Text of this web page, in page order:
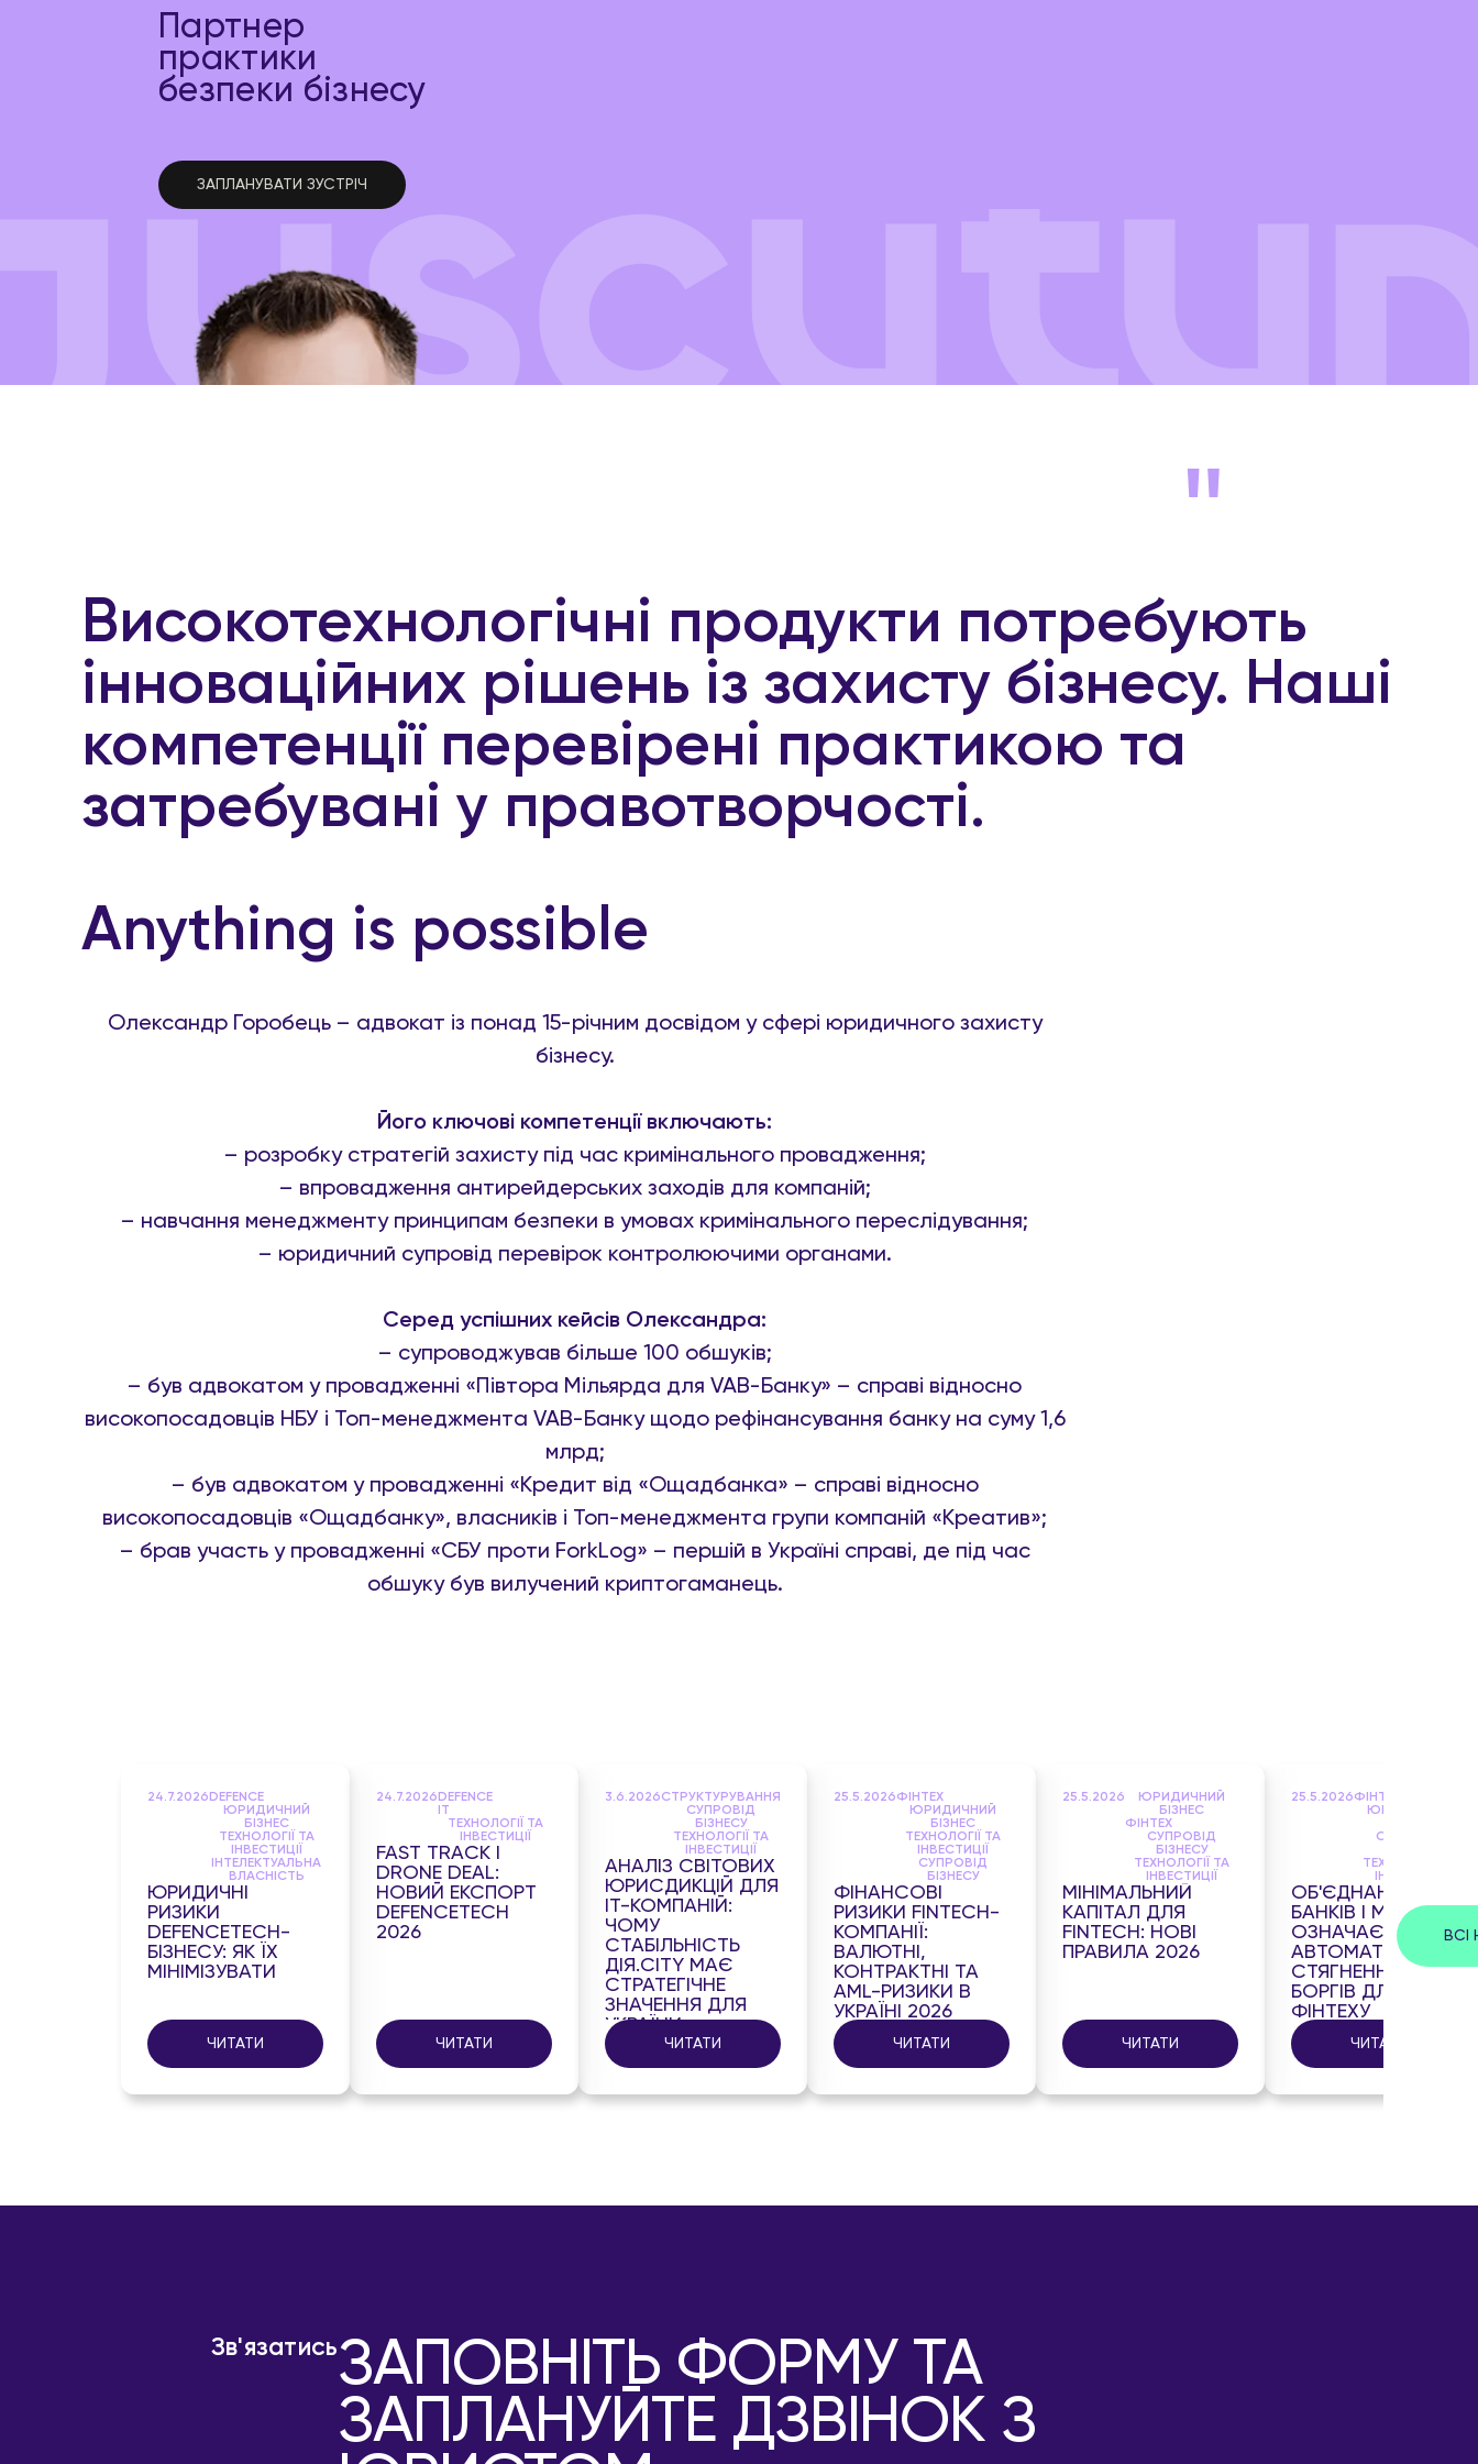
Партнер
практики
безпеки бізнесу
ЗАПЛАНУВАТИ ЗУСТРІЧ
"
Високотехнологічні продукти потребують
інноваційних рішень із захисту бізнесу. Наші
компетенції перевірені практикою та
затребувані у правотворчості.
Anything is possible
Олександр Горобець – адвокат із понад 15-річним досвідом у сфері юридичного захисту
бізнесу.
Його ключові компетенції включають:
– розробку стратегій захисту під час кримінального провадження;
– впровадження антирейдерських заходів для компаній;
– навчання менеджменту принципам безпеки в умовах кримінального переслідування;
– юридичний супровід перевірок контролюючими органами.
Серед успішних кейсів Олександра:
– супроводжував більше 100 обшуків;
– був адвокатом у провадженні «Півтора Мільярда для VAB-Банку» – справі відносно
високопосадовців НБУ і Топ-менеджмента VAB-Банку щодо рефінансування банку на суму 1,6
млрд;
– був адвокатом у провадженні «Кредит від «Ощадбанка» – справі відносно
високопосадовців «Ощадбанку», власників і Топ-менеджмента групи компаній «Креатив»;
– брав участь у провадженні «СБУ проти ForkLog» – першій в Україні справі, де під час
обшуку був вилучений криптогаманець.
24.7.2026 DEFENCE
ЮРИДИЧНИЙ
БІЗНЕС
ТЕХНОЛОГІЇ ТА
ІНВЕСТИЦІЇ
ІНТЕЛЕКТУАЛЬНА
ВЛАСНІСТЬ
ЮРИДИЧНІ
РИЗИКИ
DEFENCETECH-
БІЗНЕСУ: ЯК ЇХ
МІНІМІЗУВАТИ
ЧИТАТИ
24.7.2026 DEFENCE
IT
ТЕХНОЛОГІЇ ТА
ІНВЕСТИЦІЇ
FAST TRACK І
DRONE DEAL:
НОВИЙ ЕКСПОРТ
DEFENCETECH
2026
ЧИТАТИ
3.6.2026СТРУКТУРУВАННЯ
СУПРОВІД
БІЗНЕСУ
ТЕХНОЛОГІЇ ТА
ІНВЕСТИЦІЇ
АНАЛІЗ СВІТОВИХ
ЮРИСДИКЦІЙ ДЛЯ
IT-КОМПАНІЙ:
ЧОМУ
СТАБІЛЬНІСТЬ
ДІЯ.CITY МАЄ
СТРАТЕГІЧНЕ
ЗНАЧЕННЯ ДЛЯ
УКРАЇНИ
ЧИТАТИ
25.5.2026ФІНТЕХ
ЮРИДИЧНИЙ
БІЗНЕС
ТЕХНОЛОГІЇ ТА
ІНВЕСТИЦІЇ
СУПРОВІД
БІЗНЕСУ
ФІНАНСОВІ
РИЗИКИ FINTECH-
КОМПАНІЇ:
ВАЛЮТНІ,
КОНТРАКТНІ ТА
AML-РИЗИКИ В
УКРАЇНІ 2026
ЧИТАТИ
25.5.2026
ЮРИДИЧНИЙ
БІЗНЕС
ФІНТЕХ
СУПРОВІД
БІЗНЕСУ
ТЕХНОЛОГІЇ ТА
ІНВЕСТИЦІЇ
МІНІМАЛЬНИЙ
КАПІТАЛ ДЛЯ
FINTECH: НОВІ
ПРАВИЛА 2026
ЧИТАТИ
25.5.2026ФІНТЕХ
ЮРИДИЧНИЙ
СУПРОВІД
ТЕХНОЛОГІЇ ТА
ІНВЕСТИЦІЇ
ОБ'ЄДНАННЯ БАЗ
БАНКІВ І МВС: ЩО
ОЗНАЧАЄ
АВТОМАТИЧНЕ
СТЯГНЕННЯ
БОРГІВ ДЛЯ
ФІНТЕХУ
ЧИТАТИ
ВСІ
Зв'язатисьЗАПОВНІТЬ ФОРМУ ТА
ЗАПЛАНУЙТЕ ДЗВІНОК З